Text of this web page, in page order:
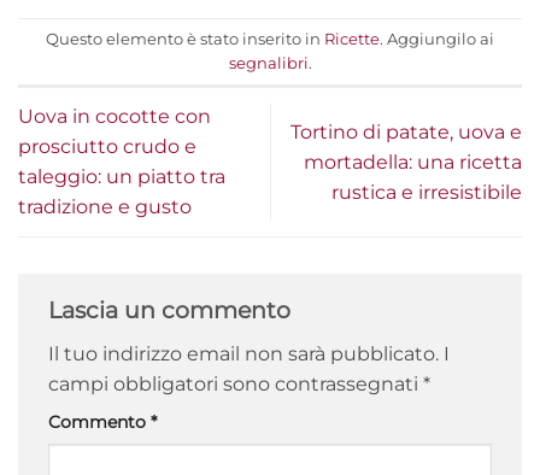
Questo elemento è stato inserito in Ricette. Aggiungilo ai
segnalibri.
Uova in cocotte con
prosciutto crudo e
taleggio: un piatto tra
tradizione e gusto
Tortino di patate, uova e
mortadella: una ricetta
rustica e irresistibile
Lascia un commento
Il tuo indirizzo email non sarà pubblicato. I
campi obbligatori sono contrassegnati *
Commento *